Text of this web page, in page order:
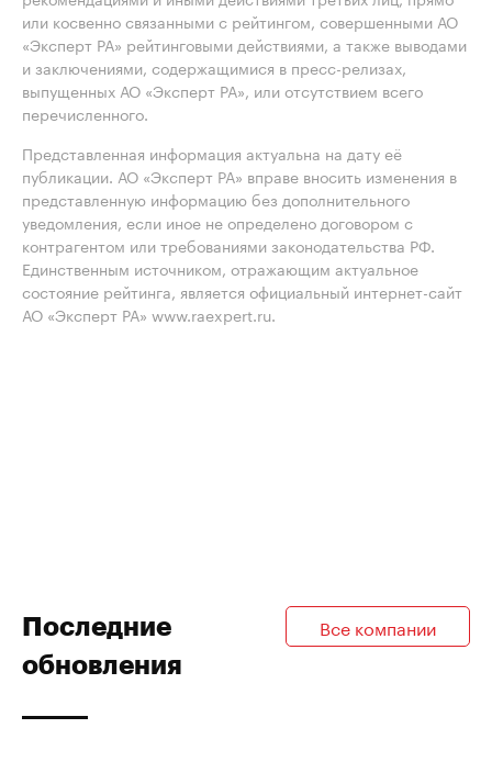
или косвенно связанными с рейтингом, совершенными АО
«Эксперт РА» рейтинговыми действиями, а также выводами
и заключениями, содержащимися в пресс-релизах,
выпущенных АО «Эксперт РА», или отсутствием всего
перечисленного.
Представленная информация актуальна на дату её
публикации. АО «Эксперт РА» вправе вносить изменения в
представленную информацию без дополнительного
уведомления, если иное не определено договором с
контрагентом или требованиями законодательства РФ.
Единственным источником, отражающим актуальное
состояние рейтинга, является официальный интернет-сайт
АО «Эксперт РА» www.raexpert.ru.
Последние
обновления
Все компании